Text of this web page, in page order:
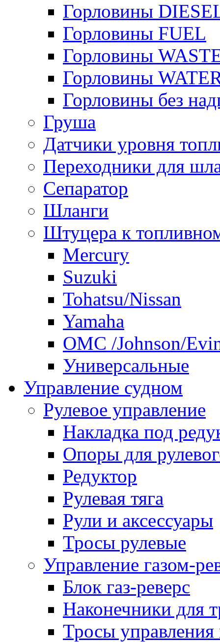
Горловины
Горловины FUEL
Горловины
Горловины
Горловины без
Груша
Датчики уровня
Переходники для
Сепаратор
Шланги
Штуцера к
Mercury
Suzuki
Tohatsu/Nissan
Yamaha
ОМС /Johnson/
Универсальные
Управление судном
Рулевое управление
Накладка под
Опоры для
Редуктор
Рулевая тяга
Рули и аксессуары
Тросы рулевые
Управление газом-
Блок газ-реверс
Наконечники для
Тросы управления